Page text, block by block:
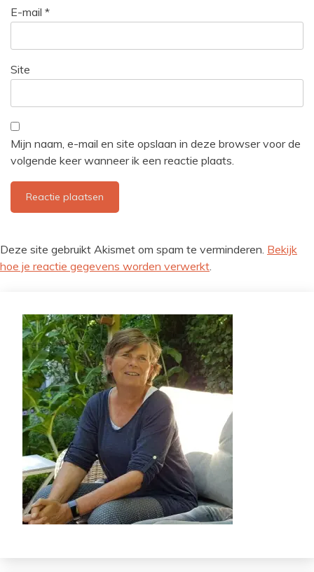
E-mail *
Site
Mijn naam, e-mail en site opslaan in deze browser voor de
volgende keer wanneer ik een reactie plaats.
Deze site gebruikt Akismet om spam te verminderen. Bekijk
hoe je reactie gegevens worden verwerkt